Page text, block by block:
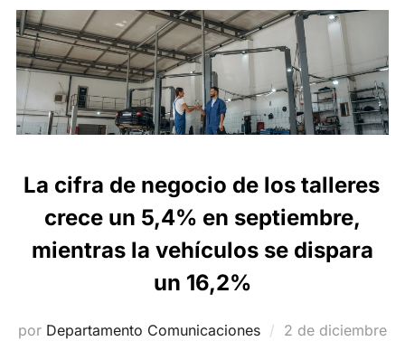
La cifra de negocio de los talleres
crece un 5,4% en septiembre,
mientras la vehículos se dispara
un 16,2%
por Departamento Comunicaciones
Publicado
2 de diciembre